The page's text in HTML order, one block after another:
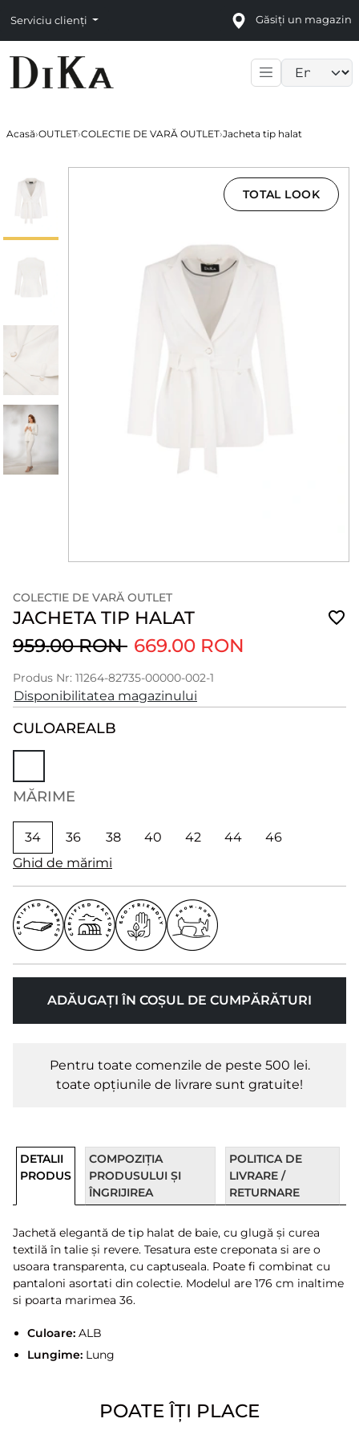
Serviciu clienți Găsiți un magazin
Acasă›OUTLET›COLECTIE DE VARĂ OUTLET›Jacheta tip halat
TOTAL LOOK
COLECTIE DE VARĂ OUTLET
JACHETA TIP HALAT
959.00 RON 669.00 RON
Produs Nr: 11264-82735-00000-002-1
Disponibilitatea magazinului
CULOAREALB
MĂRIME
34 36 38 40 42 44
46
Ghid de mărimi
ADĂUGAȚI ÎN COȘUL DE CUMPĂRĂTURI
Pentru toate comenzile de peste 500 lei.
toate opțiunile de livrare sunt gratuite!
DETALII
PRODUS
COMPOZIȚIA
PRODUSULUI ȘI
ÎNGRIJIREA
POLITICA DE
LIVRARE /
RETURNARE
Jachetă elegantă de tip halat de baie, cu glugă și curea
textilă în talie și revere. Tesatura este creponata si are o
usoara transparenta, cu captuseala. Poate fi combinat cu
pantaloni asortati din colectie. Modelul are 176 cm inaltime
si poarta marimea 36.
Culoare:ALB
Lungime:Lung
POATE ÎȚI PLACE